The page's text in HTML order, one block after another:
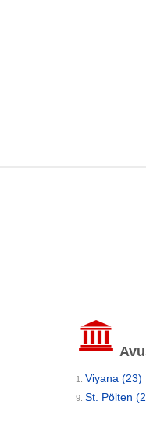
1. Viyana (23)
9. St. Pölten